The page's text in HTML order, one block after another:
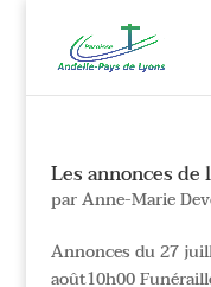
Les annonces de
parAnne-Marie
Annonces du 27
août10h00